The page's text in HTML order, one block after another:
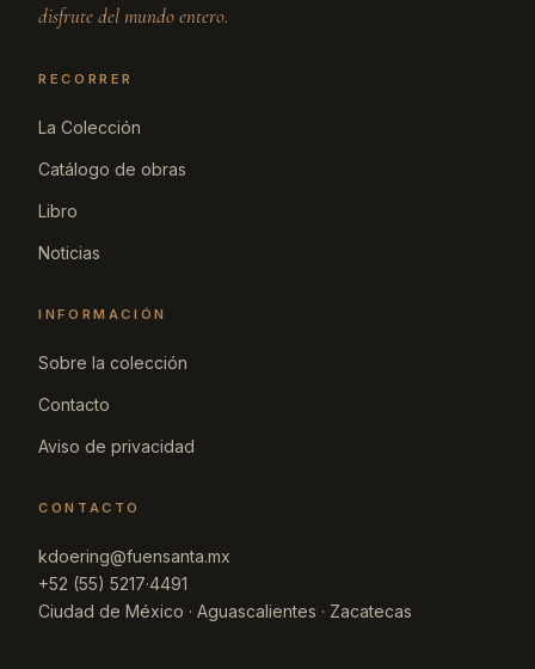
disfrute del mundo entero.
RECORRER
La Colección
Catálogo de obras
Libro
Noticias
INFORMACIÓN
Sobre la colección
Contacto
Aviso de privacidad
CONTACTO
kdoering@fuensanta.mx
+52 (55) 5217·4491
Ciudad de México · Aguascalientes · Zacatecas